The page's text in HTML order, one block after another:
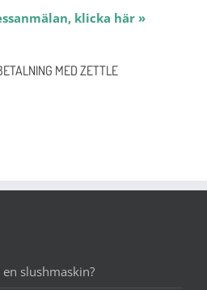
klicka här »
MED ZETTLE
slushmaskin?